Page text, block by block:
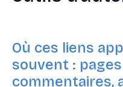
Où ces liens
souvent :
commentaires,